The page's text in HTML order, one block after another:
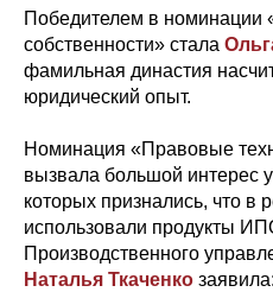
Победителем в номинации
собственности» стала
фамильная династия
юридический опыт.
Номинация «Правовые
вызвала большой интерес
которых признались, что в
использовали продукты
Производственного
Наталья Ткаченко заявила: